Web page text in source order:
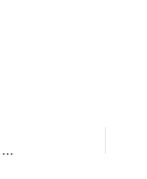
Ein Gärtner verrät, warum Gartenarbeit dich schneller schlank macht als Sport